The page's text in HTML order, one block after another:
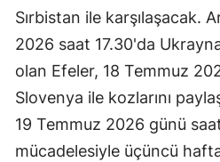
Sırbistan ile karşılaşacak.
2026 saat 17.30'da
olan Efeler, 18 Temmuz
Slovenya ile kozlarını
19 Temmuz 2026 günü
mücadelesiyle üçüncü hafta